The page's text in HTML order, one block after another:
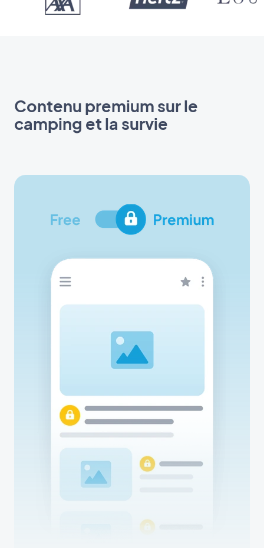
Contenu premium sur le
camping et la survie